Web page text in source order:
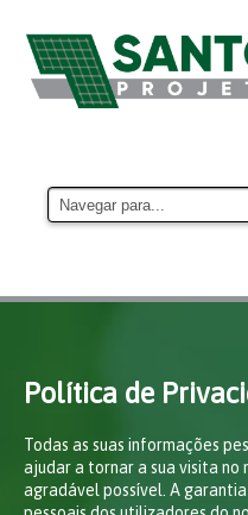
Política de
Todas as suas informações
ajudar a tornar a sua visita no
agradável possível. A